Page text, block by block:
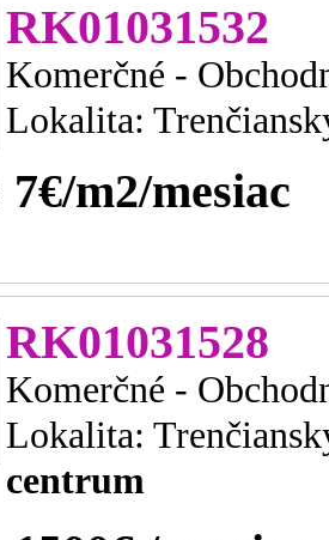
RK01031532
Komerčné -
Lokalita:
7€/m2/mesiac
RK01031528
Komerčné -
Lokalita:
centrum